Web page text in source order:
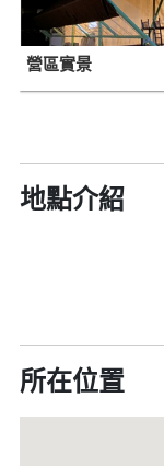
營區實景
地點介紹
所在位置